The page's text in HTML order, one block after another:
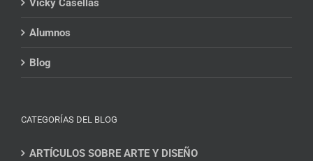
Vicky Casellas
Alumnos
Blog
CATEGORÍAS DEL BLOG
ARTÍCULOS SOBRE ARTE Y DISEÑO